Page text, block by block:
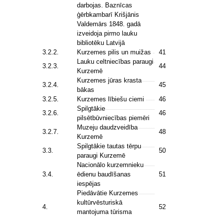
darbojas. Baznīcas
ģērbkambarī Krišjānis
Valdemārs 1848. gadā
izveidoja pirmo lauku
bibliotēku Latvijā
3.2.2. Kurzemes pilis un muižas
41
3.2.3.
Lauku celtniecības paraugi
Kurzemē
44
3.2.4.
Kurzemes jūras krasta
bākas
45
3.2.5.
Kurzemes lībiešu ciemi
46
3.2.6.
Spilgtākie
pilsētbūvniecības piemēri
46
3.2.7.
Muzeju daudzveidība
Kurzemē
48
3.3.
Spilgtākie tautas tērpu
paraugi Kurzemē
50
3.4.
Nacionālo kurzemnieku
ēdienu baudīšanas
iespējas
51
4.
Piedāvātie Kurzemes
kultūrvēsturiskā
mantojuma tūrisma
52